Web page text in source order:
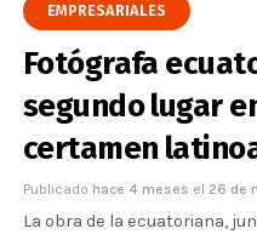
EMPRESARIALES
Fotógrafa
segundo lugar
certamen
Publicado hace 4 meses el 26 de
La obra de la ecuatoriana,